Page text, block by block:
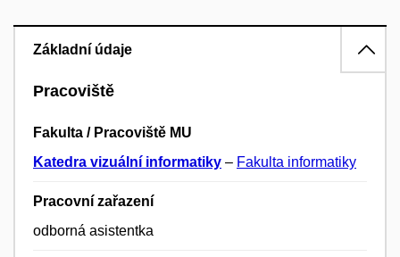
Základní údaje
Pracoviště
Fakulta / Pracoviště MU
Katedra vizuální informatiky – Fakulta informatiky
Pracovní zařazení
odborná asistentka